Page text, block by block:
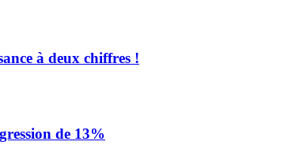
à deux chiffres !
de 13%